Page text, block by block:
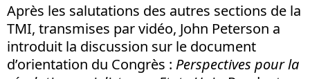
Après les salutations des autres sections de la
TMI, transmises par vidéo, John Peterson a
introduit la discussion sur le document
d’orientation du Congrès : Perspectives pour la